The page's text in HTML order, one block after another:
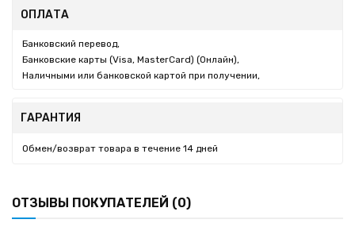
ОПЛАТА
Банковский перевод,
Банковские карты (Visa, MasterCard) (Онлайн),
Наличными или банковской картой при получении,
ГАРАНТИЯ
Обмен/возврат товара в течение 14 дней
ОТЗЫВЫ ПОКУПАТЕЛЕЙ (0)